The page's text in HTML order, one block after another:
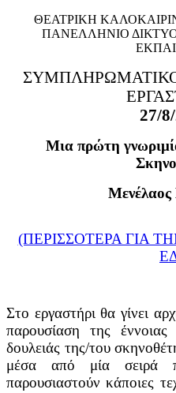
ΘΕΑΤΡΙΚΗ
ΠΑΝΕΛΛΗΝΙΟ
27/
Μια πρώτη
Μενέλαος
(ΠΕΡΙΣΣΟΤΕΡΑ ΓΙΑ
Στο εργαστήρι θα γίνει
παρουσίαση της
δουλειάς της/του
μέσα από μία σειρά
παρουσιαστούν κάποιες